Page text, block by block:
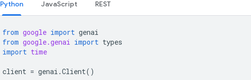
Python JavaScript REST
from google import genai
from google.genai import types
import time
client = genai .Client()